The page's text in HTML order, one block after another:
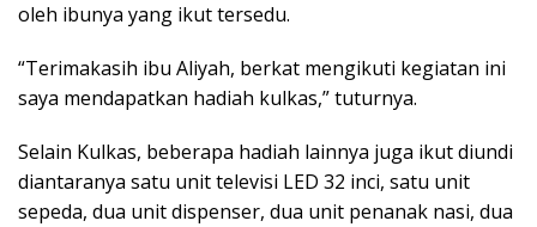
oleh ibunya yang ikut tersedu.
“Terimakasih ibu Aliyah, berkat mengikuti kegiatan ini
saya mendapatkan hadiah kulkas,” tuturnya.
Selain Kulkas, beberapa hadiah lainnya juga ikut diundi
diantaranya satu unit televisi LED 32 inci, satu unit
sepeda, dua unit dispenser, dua unit penanak nasi, dua